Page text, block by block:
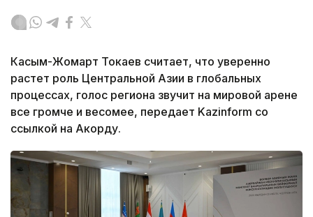
Касым-Жомарт Токаев считает, что уверенно
растет роль Центральной Азии в глобальных
процессах, голос региона звучит на мировой арене
все громче и весомее, передает Kazinform со
ссылкой на Акорду.